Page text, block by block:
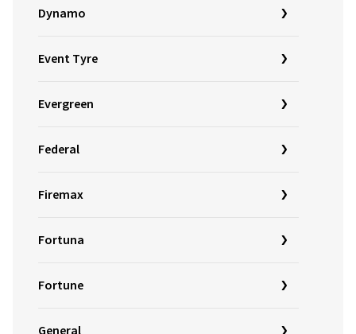
Dynamo
Event Tyre
Evergreen
Federal
Firemax
Fortuna
Fortune